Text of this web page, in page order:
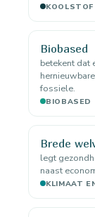
Biobased
betekent dat
fossiele.
BIOBASED
Brede
legt
naast
KLIMAAT